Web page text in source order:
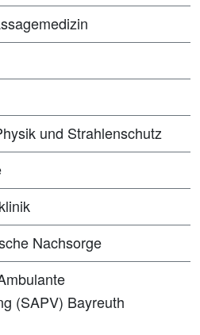
und Strahlenschutz
Nachsorge
(SAPV) Bayreuth